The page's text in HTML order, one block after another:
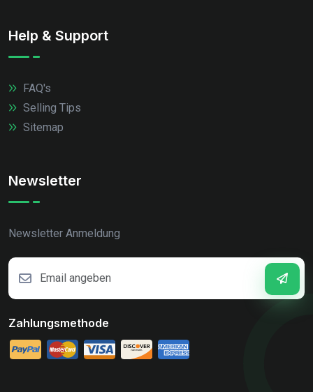
Help & Support
FAQ's
Selling Tips
Sitemap
Newsletter
Newsletter Anmeldung
Zahlungsmethode